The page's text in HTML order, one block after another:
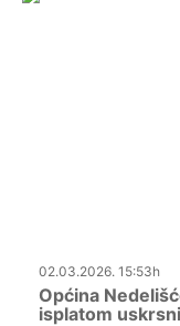
02.03.2026. 15:53h
Općina
isplatom